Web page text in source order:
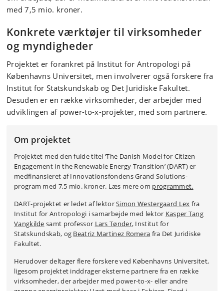
med 7,5 mio. kroner.
Konkrete værktøjer til virksomheder
og myndigheder
Projektet er forankret på Institut for Antropologi på
Københavns Universitet, men involverer også forskere fra
Institut for Statskundskab og Det Juridiske Fakultet.
Desuden er en række virksomheder, der arbejder med
udviklingen af power-to-x-projekter, med som partnere.
Om projektet
Projektet med den fulde titel ‘The Danish Model for Citizen
Engagement in the Renewable Energy Transition’ (DART) er
medfinansieret af Innovationsfondens Grand Solutions-
program med 7,5 mio. kroner. Læs mere om programmet.
DART-projektet er ledet af lektorSimon Westergaard Lex fra
Institut for Antropologi i samarbejde med lektor Kasper Tang
Vangkilde samt professor Lars Tønder, Institut for
Statskundskab, og Beatriz Martinez Romera fra Det Juridiske
Fakultet.
Herudover deltager flere forskere ved Københavns Universitet,
ligesom projektet inddrager eksterne partnere fra en række
virksomheder, der arbejder med power-to-x- eller andre